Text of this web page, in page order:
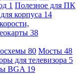
1 Полезное для ПК
корпуса 14
38
80 Мосты 48
для телевизора 5
BGA 19